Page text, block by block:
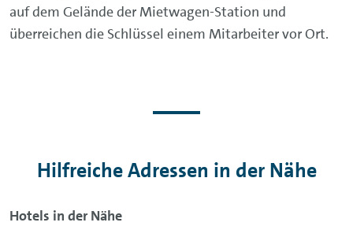
auf dem Gelände der Mietwagen-Station und
überreichen die Schlüssel einem Mitarbeiter vor Ort.
Hilfreiche Adressen in der Nähe
Hotels in der Nähe